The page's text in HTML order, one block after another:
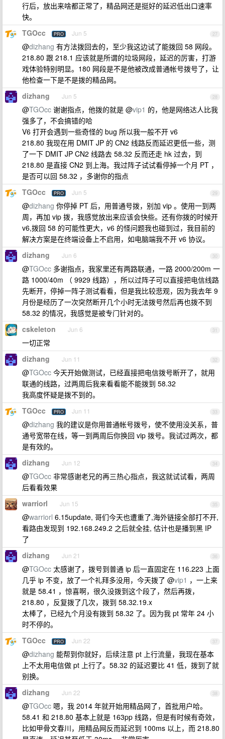
行后，放出来啥都正常了，精品网还是挺好的延迟低出口速率
快。
27
TGOcc PRO Jun 5
@dizhang 有方法拨回去的，至少我这边试了能拨回 58 网段。
218.80 跟 218.1 应该就是所谓的垃圾网段，延迟的厉害，打游
戏体验特别明显。180 网段是不是他被改成普通帐号拨号了，让
他检查一下是不是拨的精品网。
28
dizhang Jun 5
@TGOcc 谢谢指点，他拨的就是 @vip1 的，他是网络达人比我
强多了，不会搞错的哈
V6 打开会遇到一些奇怪的 bug 所以我一般不开 v6
218.80 我现在用 DMIT JP 的 CN2 线路反而延迟更低一些，测
了一下 DMIT JP CN2 线路去 58.32 反而还走 hk 过去，到
218.80 是直接 CN2 到上海。我过阵子试试看停掉一个月 PT ，
是否可以回 58.32 ，多谢你的指点
29
TGOcc PRO Jun 5
@dizhang 你停掉 PT 后，用普通号拨，别加 vip 。使用一到两
周，再加 vip 拨，我感觉放出来应该会快些。还有你拨的时候开
v6,拨回 58 的可能性更大，v6 的怪问题我也碰到过，我目前的
解决方案是在终端设备上不启用，如电脑端我不开 v6 协议。
30
dizhang Jun 6
@TGOcc 多谢指点，我家里还有两路联通，一路 2000/200m 一
路 1000/40m （ 9929 线路），所以过阵子可以直接把电信线路
先断开，停掉一阵子测试看看，但是我比较悲观，因为我去年 9
月份是经历了一次突然断开几个小时无法拨号然后再也拨不到
58.32 的情况，我感觉是被专门针对的。
31
cskeleton Jun 6
一切正常
32
dizhang Jun 11
@TGOcc 今天开始做测试，已经直接把电信拨号断开了，就用
联通的线路，过两周后我来看看能不能拨到 58.32
我高度怀疑是拨不到的。
33
TGOcc PRO Jun 11
@dizhang 我的建议是你用普通帐号拨号，使不使用没关系，普
通号宽带在线，等一到两周后你换回 vip 拨号。我试过两次，都
是有效的。
34
dizhang Jun 12
@TGOcc 非常感谢老兄的再三热心指点，我这就试试看，两周
后看看效果
35
warriorl Jun 15
@warriorl 6.15update, 哥们今天也遭重了,海外链接全部打不开,
看路由发现到 192.168.249.2 之后就全挂, 估计也是播到黑 IP
了
36
dizhang Jun 21
@TGOcc 太感谢了，拨号到普通 ip 后一直固定在 116.223 上面
几乎 ip 不变，放了一个礼拜多没用，今天拨了 @vip1 ，一上来
就是 58.41 ，惊喜啊，很久没拨到这个段了，然后再拨，
218.80 ，反复拨了几次，拨到 58.32.19.x
太棒了，已经九个月没有拨到 58.32 了。因为我 pt 常年 24 小
时不停的。
37
TGOcc PRO Jun 22
@dizhang 能帮到你就好，后续注意 pt 上行流量，我现在基本
上不太用电信做 pt 上行了。58.32 的延迟要比 41 低，拨到了就
别换。
38
dizhang Jun 22
@TGOcc 嗯，我 2014 年就开始用精品网了，首批用户哈。
58.41 和 218.80 基本上就是 163pp 线路，但是有时候有奇效，
比如甲骨文春川，用精品网反而延迟到 100ms 以上，而 218.80